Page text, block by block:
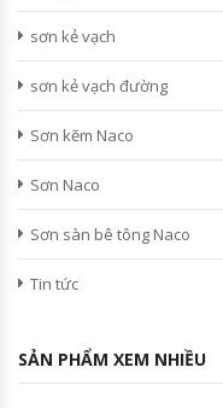
sơn kẻ vạch
sơn kẻ vạch đường
Sơn kẽm Naco
Sơn Naco
Sơn sàn bê tông Naco
Tin tức
SẢN PHẨM XEM NHIỀU